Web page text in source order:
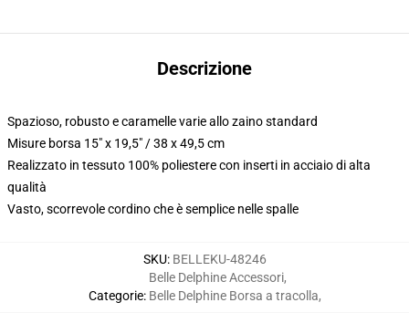
Descrizione
Spazioso, robusto e caramelle varie allo zaino standard
Misure borsa 15" x 19,5" / 38 x 49,5 cm
Realizzato in tessuto 100% poliestere con inserti in acciaio di alta
qualità
Vasto, scorrevole cordino che è semplice nelle spalle
SKU: BELLEKU-48246
Categorie:
Belle Delphine Accessori,
Belle Delphine Borsa a tracolla,